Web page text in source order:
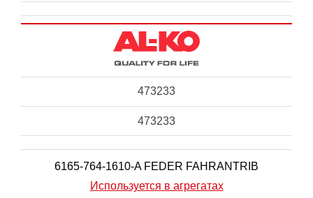
473233
473233
6165-764-1610-A FEDER FAHRANTRIB
Используется в агрегатах